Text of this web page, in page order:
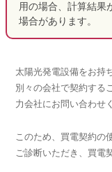
用の場合、計算結果
場合があります。
太陽光発電設備をお持
別々の会社で契約する
力会社にお問い合わせ
このため、買電契約の
ご診断いただき、買電